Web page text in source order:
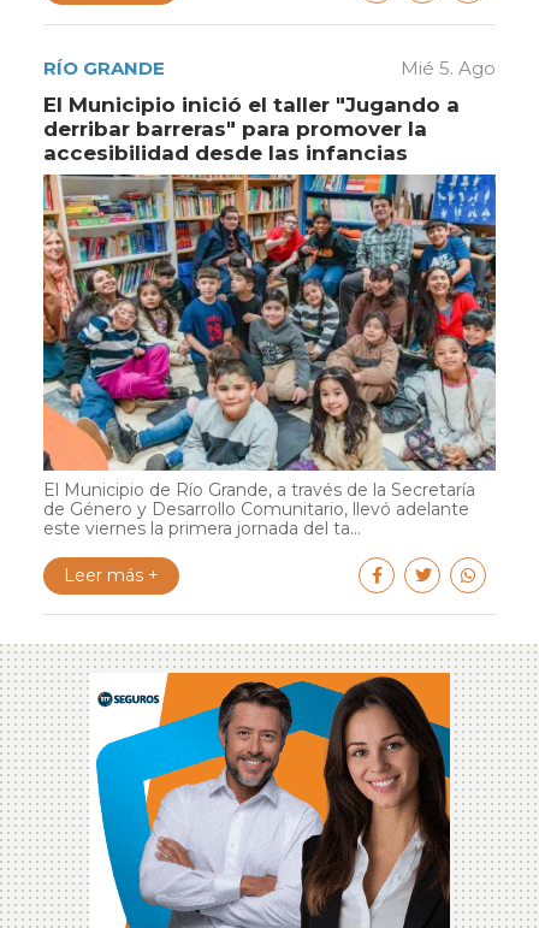
RÍO GRANDE Mié 5. Ago
El Municipio inició el taller "Jugando a
derribar barreras" para promover la
accesibilidad desde las infancias
El Municipio de Río Grande, a través de la Secretaría
de Género y Desarrollo Comunitario, llevó adelante
este viernes la primera jornada del ta...
Leer más +